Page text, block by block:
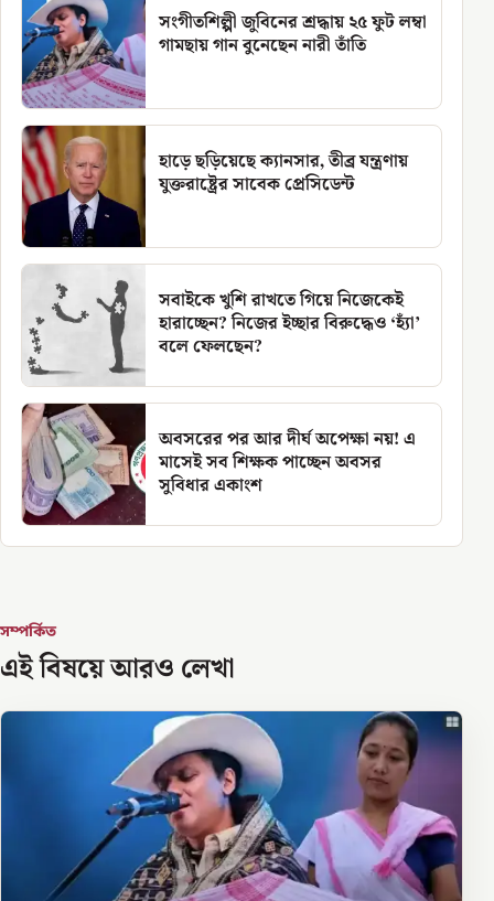
সংগীতশিল্পী জুবিনের শ্রদ্ধায় ২৫ ফুট লম্বা
গামছায় গান বুনেছেন নারী তাঁতি
হাড়ে ছড়িয়েছে ক্যানসার, তীব্র যন্ত্রণায়
যুক্তরাষ্ট্রের সাবেক প্রেসিডেন্ট
সবাইকে খুশি রাখতে গিয়ে নিজেকেই
হারাচ্ছেন? নিজের ইচ্ছার বিরুদ্ধেও ‘হ্যাঁ’
বলে ফেলছেন?
অবসরের পর আর দীর্ঘ অপেক্ষা নয়! এ
মাসেই সব শিক্ষক পাচ্ছেন অবসর
সুবিধার একাংশ
সম্পর্কিত
এই বিষয়ে আরও লেখা